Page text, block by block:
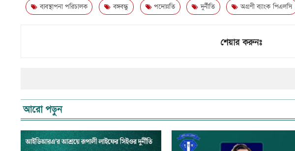
ব্যবস্থাপনা পরিচালক বঙ্গবন্ধু পদোন্নতি দুর্নীতি অগ্রণী ব্যাংক পিএলসি
শেয়ার করুনঃ
আরো পড়ুন